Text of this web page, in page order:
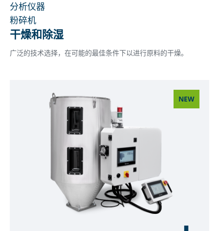
分析仪器
粉碎机
干燥和除湿
广泛的技术选择，在可能的最佳条件下以进行原料的干燥。
NEW